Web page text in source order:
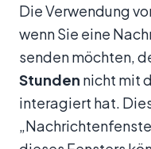
Die Verwendung
wenn Sie eine
senden möchten,
Stunden nicht mit
interagiert hat.